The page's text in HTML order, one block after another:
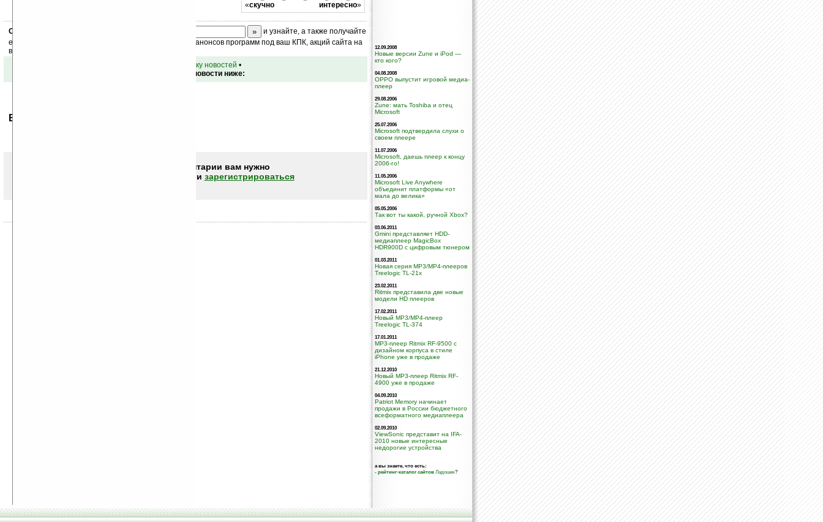
«скучно интересно»
Скоро
и узнайте, а также получайте
ежедневный или еженедельный дайджест новостей, анонсов программ под ваш КПК, акций сайта на
ваш почтовый ящик.
вернуться к списку новостей •
Обсуждение этой новости ниже:
Ваше мнение будет первым.
Чтобы писать комментарии вам нужно
или зарегистрироваться
12.09.2008
Новые версии Zune и iPod —
кто кого?
04.08.2008
OPPO выпустит игровой медиа-
плеер
29.08.2006
Zune: мать Toshiba и отец
Microsoft
25.07.2006
Microsoft подтвердила слухи о
своем плеере
11.07.2006
Microsoft, даешь плеер к концу
2006-го!
11.05.2006
Microsoft Live Anywhere
объединит платформы «от
мала до велика»
05.05.2006
Так вот ты какой, ручной Xbox?
03.06.2011
Gmini представляет HDD-
медиаплеер MagicBox
HDR900D с цифровым тюнером
01.03.2011
Новая серия MP3/MP4-плееров
Treelogic TL-21x
23.02.2011
Ritmix представила две новые
модели HD плееров
17.02.2011
Новый MP3/MP4-плеер
Treelogic TL-374
17.01.2011
MP3-плеер Ritmix RF-9500 с
дизайном корпуса в стиле
iPhone уже в продаже
21.12.2010
Новый MP3-плеер Ritmix RF-
4900 уже в продаже
04.09.2010
Patriot Memory начинает
продажи в России бюджетного
всеформатного медиаплеера
02.09.2010
ViewSonic представит на IFA-
2010 новые интересные
недорогие устройства
а вы знаете, что есть:
- рейтинг-каталог сайтов Ладошек?